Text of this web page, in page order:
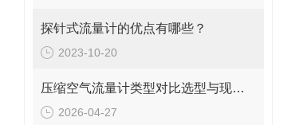
探针式流量计的优点有哪些？
2023-10-20
压缩空气流量计类型对比选型与现场安装维修要点
2026-04-27